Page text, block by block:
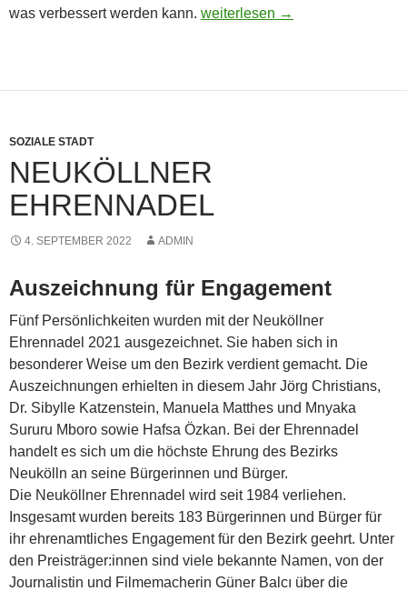
was verbessert werden kann. Hilfe beim Stromsparen
weiterlesen →
SOZIALE STADT
NEUKÖLLNER
EHRENNADEL
4. SEPTEMBER 2022 ADMIN
Auszeichnung für Engagement
Fünf Persönlichkeiten wurden mit der Neuköllner
Ehrennadel 2021 ausgezeichnet. Sie haben sich in
besonderer Weise um den Bezirk verdient gemacht. Die
Auszeichnungen erhielten in diesem Jahr Jörg Christians,
Dr. Sibylle Katzenstein, Manuela Matthes und Mnyaka
Sururu Mboro sowie Hafsa Özkan. Bei der Ehrennadel
handelt es sich um die höchste Ehrung des Bezirks
Neukölln an seine Bürgerinnen und Bürger.
Die Neuköllner Ehrennadel wird seit 1984 verliehen.
Insgesamt wurden bereits 183 Bürgerinnen und Bürger für
ihr ehrenamtliches Engagement für den Bezirk geehrt. Unter
den Preisträger:innen sind viele bekannte Namen, von der
Journalistin und Filmemacherin Güner Balcı über die